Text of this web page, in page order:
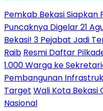
Pemkab Bekasi Siapkan
Puncaknya Digelar 21
Bekasi! 3 Pejabat Jadi
Raib Resmi Daftar
1.000 Warga ke
Pembangunan
Target Wali Kota Bekasi
Nasional